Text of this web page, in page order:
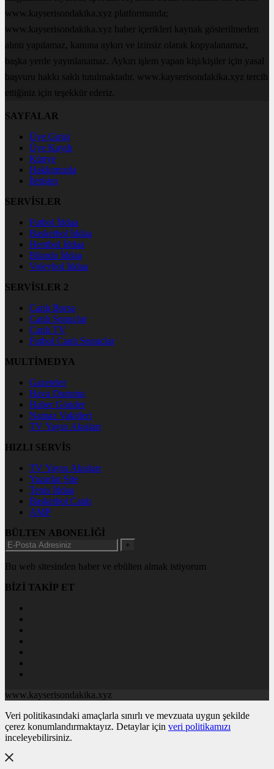
www.kayserisondakika.xyz platformunda;
www.kayserisondakika.xyz haber içerikleri kaynak gösterilmeden
alıntı yapılamaz, kanuna aykırı ve izinsiz olarak kopyalanamaz,
başka yerde yayınlanamaz. Aykırı işlem yapan kişi/kişiler için yasal
başvuru hakkı saklı tutulmaktadır. www.kayserisondakika.xyz tercih
ettiğiniz için teşekkür ederiz.
SAYFALAR
Üye Girişi
Üye Kaydı
Künye
Hakkımızda
İletişim
SERVİSLER
Futbol İddaa
Basketbol İddaa
Hentbol İddaa
Bilardo İddaa
Voleybol İddaa
SERVİSLER 2
Canlı Borsa
Canlı Sonuçlar
Canlı TV
Futbol Canlı Sonuçlar
MULTİMEDYA
Gazeteler
Hava Durumu
Haber Gönder
Namaz Vakitleri
TV Yayın Akışları
HIZLI SERVİS
TV Yayın Akışları
Yazarlar Site
Tenis İddaa
Basketbol Canlı
AMP
BÜLTEN ABONELİĞİ
+
Bu web sitesinden haber ve ebülten almak istiyorum
BİZİ TAKİP ET
www.kayserisondakika.xyz
Veri politikasındaki amaçlarla sınırlı ve mevzuata uygun şekilde
çerez konumlandırmaktayız. Detaylar için veri politikamızı
inceleyebilirsiniz.